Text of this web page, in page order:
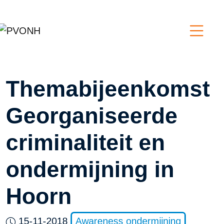
Themabijeenkomst
Georganiseerde
criminaliteit en
ondermijning in
Hoorn
15-11-2018 Awareness ondermijning